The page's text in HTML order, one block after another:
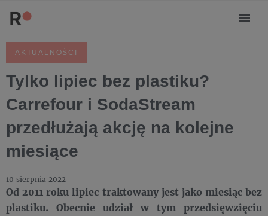
AKTUALNOŚCI
Tylko lipiec bez plastiku?
Carrefour i SodaStream
przedłużają akcję na kolejne
miesiące
10 sierpnia 2022
Od 2011 roku lipiec traktowany jest jako miesiąc bez
plastiku. Obecnie udział w tym przedsięwzięciu